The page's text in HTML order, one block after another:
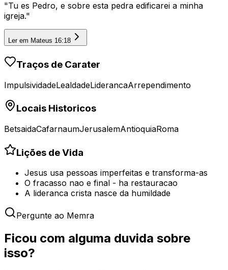
"Tu es Pedro, e sobre esta pedra edificarei a minha
igreja."
Ler em Mateus 16:18
Traços de Carater
ImpulsividadeLealdadeLiderancaArrependimento
Locais Historicos
BetsaidaCafarnaumJerusalemAntioquiaRoma
Lições de Vida
Jesus usa pessoas imperfeitas e transforma-as
O fracasso nao e final - ha restauracao
A lideranca crista nasce da humildade
Pergunte ao Memra
Ficou com alguma duvida sobre
isso?